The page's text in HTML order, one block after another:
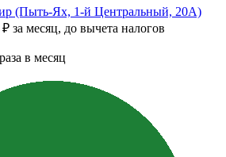
(Пыть-Ях, 1-й Центральный, 20А)
₽ за месяц, до вычета налогов
в месяц